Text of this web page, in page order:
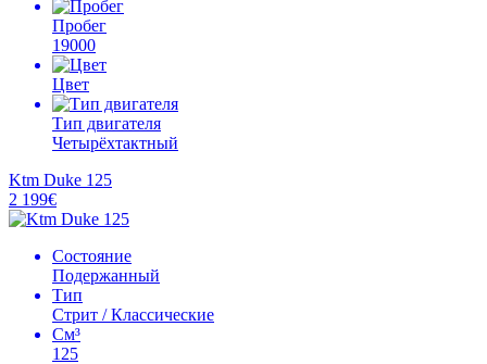
Пробег
19000
Цвет
Тип двигателя
Четырёхтактный
Ktm Duke 125
2 199€
Состояние
Подержанный
Тип
Стрит / Классические
См³
125